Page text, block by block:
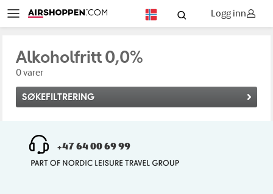
Logg inn
Alkoholfritt 0,0%
0 varer
SØKEFILTRERING
+47 64 00 69 99